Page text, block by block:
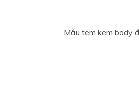
Mẫu tem kem body